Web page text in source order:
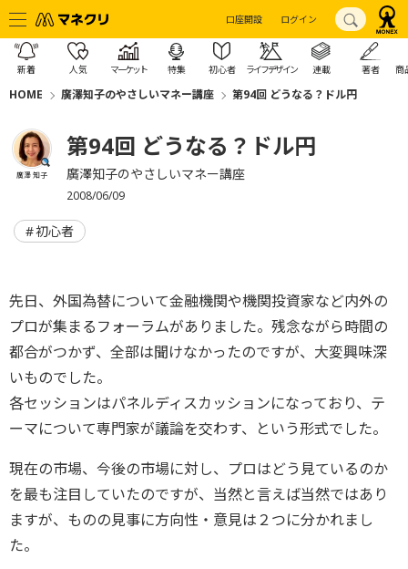
口座開設 ログイン
新着 人気 マーケット 特集 初心者 ライフデザイン 連載 著者 商
HOME 廣澤知子のやさしいマネー講座 第94回 どうなる？ドル円
廣澤 知子
第94回 どうなる？ドル円
廣澤知子のやさしいマネー講座
2008/06/09
初心者
先日、外国為替について金融機関や機関投資家など内外の
プロが集まるフォーラムがありました。残念ながら時間の
都合がつかず、全部は聞けなかったのですが、大変興味深
いものでした。
各セッションはパネルディスカッションになっており、テ
ーマについて専門家が議論を交わす、という形式でした。
現在の市場、今後の市場に対し、プロはどう見ているのか
を最も注目していたのですが、当然と言えば当然ではあり
ますが、ものの見事に方向性・意見は２つに分かれまし
た。